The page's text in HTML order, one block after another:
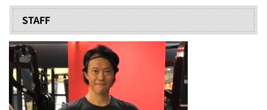
STAFF